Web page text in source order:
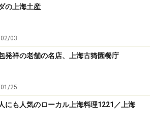
の上海土産
03
発祥の老舗の名店、上海古猗園餐庁
25
にも人気のローカル上海料理1221／上海